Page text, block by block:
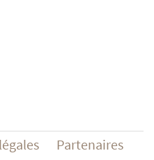
Partenaires